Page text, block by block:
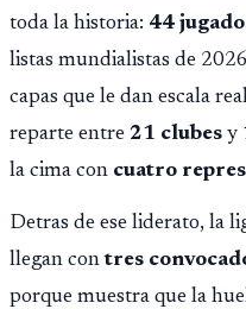
toda la historia: 44
listas mundialistas de
capas que le dan escala
reparte entre 21 clubes y
la cima con cuatro
Detras de ese liderato, la
llegan contres
porque muestra que la